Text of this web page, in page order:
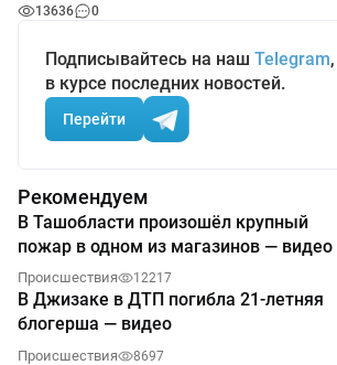
13636 0
Подписывайтесь на наш Telegram
в курсе последних новостей.
Перейти
Рекомендуем
В Ташобласти произошёл крупный
пожар в одном из магазинов — видео
Происшествия 12217
В Джизаке в ДТП погибла 21-летняя
блогерша — видео
Происшествия 8697